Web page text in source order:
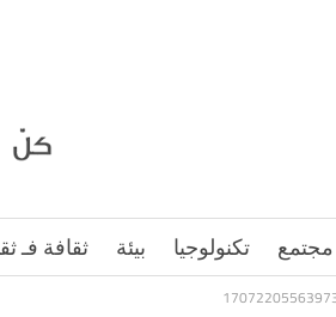
مجتمع تكنولوجيا بيئة ثقافة فـ